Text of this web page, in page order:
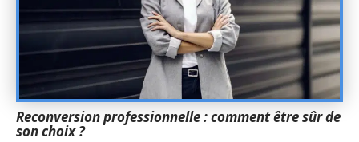
Reconversion professionnelle : comment être sûr de
son choix ?